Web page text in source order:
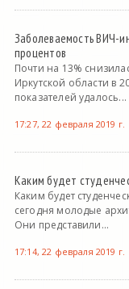
Заболеваемость ВИЧ-
процентов
Почти на 13%
Иркутской области в
показателей удалось...
17:27, 22 февраля 2019 г.
Каким будет
Каким будет
сегодня молодые
Они представили...
17:14, 22 февраля 2019 г.